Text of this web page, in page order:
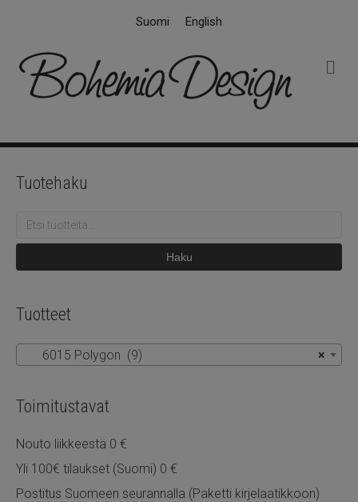
Suomi English
k
Tuotehaku
Etsi:
Haku
Tuotteet
×
6015 Polygon (9)
Toimitustavat
Nouto liikkeestä 0 €
Yli 100€ tilaukset (Suomi) 0 €
Postitus Suomeen seurannalla (Paketti kirjelaatikkoon)